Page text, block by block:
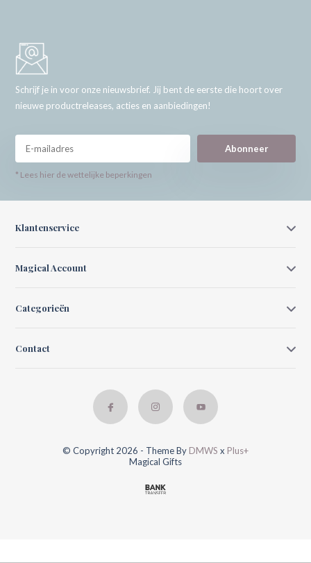
Schrijf je in voor onze nieuwsbrief. Jij bent de eerste die hoort over
nieuwe productreleases, acties en aanbiedingen!
Abonneer
* Lees hier de wettelijke beperkingen
Klantenservice
Magical Account
Categorieën
Contact
© Copyright 2026 - Theme By DMWS x Plus+
Magical Gifts